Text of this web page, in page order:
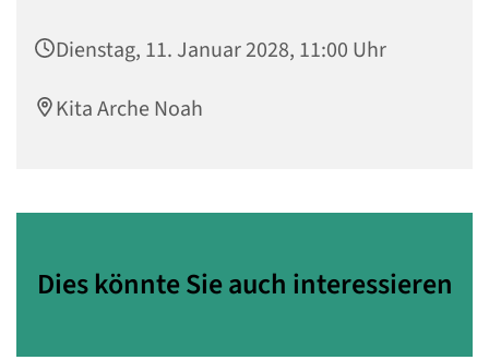
Dienstag, 11. Januar 2028, 11:00 Uhr
Kita Arche Noah
Dies könnte Sie auch interessieren